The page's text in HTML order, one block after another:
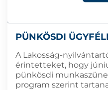
PÜNKÖSDI
A Lakosság-
érintetteket, hogy
pünkösdi
program szerint